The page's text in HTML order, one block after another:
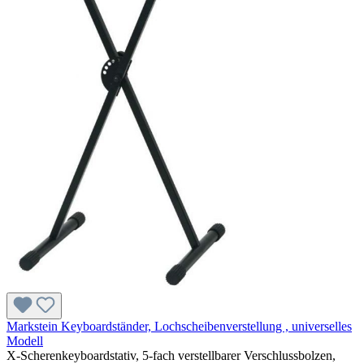
Markstein Keyboardständer, Lochscheibenverstellung , universelles
Modell
X-Scherenkeyboardstativ, 5-fach verstellbarer Verschlussbolzen,